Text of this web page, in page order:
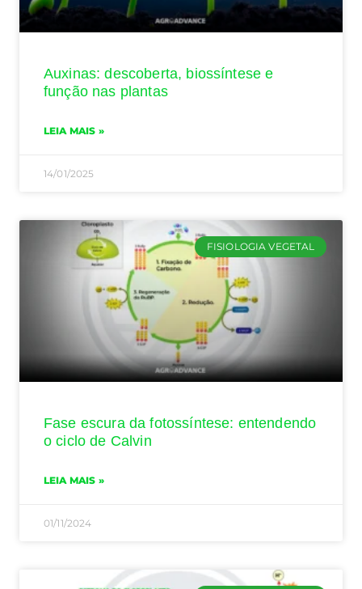
Auxinas: descoberta, biossíntese e
função nas plantas
LEIA MAIS »
14/01/2025
FISIOLOGIA VEGETAL
Fase escura da fotossíntese: entendendo
o ciclo de Calvin
LEIA MAIS »
01/11/2024